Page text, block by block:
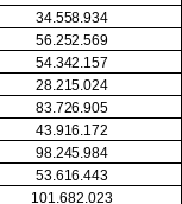
34.558.934
56.252.569
54.342.157
28.215.024
83.726.905
43.916.172
98.245.984
53.616.443
101.682.023